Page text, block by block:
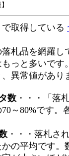
で取得している
落札品を網羅
っと多いです
、異常値があ
数 ・・・「落
～80%です。
・・・落札さ
かの平均です